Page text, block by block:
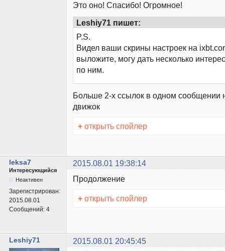
Это оно! Спасибо! Огромное!
Leshiy71 пишет:
P.S.
Видел ваши скрины настроек на
выложите, могу дать несколько
по ним.
Больше 2-х ссылок в одном сообщении
движок
+ открыть спойлер
leksa7 2015.08.01 19:38:14
Интересующийся
Неактивен
Зарегистрирован:
2015.08.01
Сообщений: 4
Продолжение
+ открыть спойлер
Leshiy71 2015.08.01 20:45:45